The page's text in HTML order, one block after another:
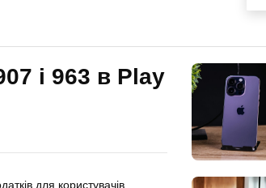
і 963 в Play
для користувачів